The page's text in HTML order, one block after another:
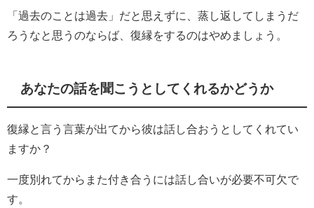
「過去のことは過去」だと思えずに、蒸し返してしまうだ
ろうなと思うのならば、復縁をするのはやめましょう。
あなたの話を聞こうとしてくれるかどうか
復縁と言う言葉が出てから彼は話し合おうとしてくれてい
ますか？
一度別れてからまた付き合うには話し合いが必要不可欠で
す。